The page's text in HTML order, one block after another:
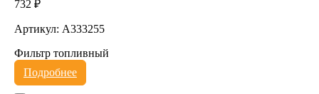
732 ₽
Артикул: A333255
Фильтр топливный
Подробнее